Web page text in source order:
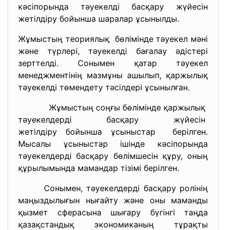
кәсіпорында тәуекелді басқару жүйесін
жетілдіру бойынша шаралар ұсынылды.
Жұмыстың теориялық бөлімінде тәуекел мәні
және түрлері, тәуекелді бағалау әдістері
зерттелді. Сонымен қатар тәуекел
менеджментінің мазмұны ашылып, қаржылық
тәуекелді төмендету тәсілдері ұсынылған.
Жұмыстың соңғы бөлімінде қаржылық
тәуекелдерді басқару жүйесін
жетілдіру бойынша ұсыныстар берілген.
Мысалы ұсыныстар ішінде кәсіпорында
тәуекелдерді басқару бөлімшесін құру, оның
құрылымында мамандар тізімі берілген.
Сонымен, тәуекелдерді басқару ролінің
маңыздылығын нығайту және оны маманды
қызмет сферасына шығару бүгінгі таңда
қазақстандық экономиканың тұрақты